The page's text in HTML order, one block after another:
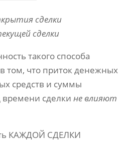
сделки
сделки
такого способа
том, что приток денежных
средств и суммы
сделки не влияют
КАЖДОЙ СДЕЛКИ